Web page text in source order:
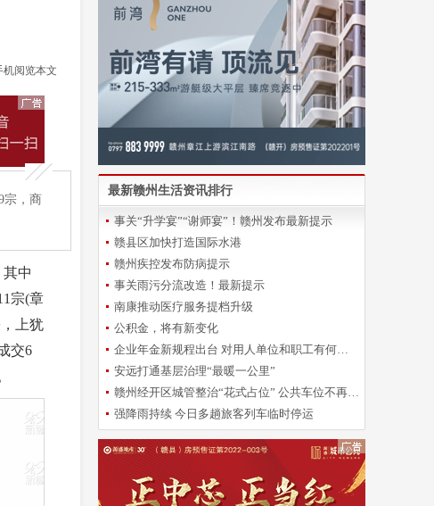
机阅览本文
宗，商
中
宗(章
上犹
交6
最新赣州生活资讯排行
事关“升学宴”“谢师宴”！赣州发布最新提示
赣县区加快打造国际水港
赣州疾控发布防病提示
事关雨污分流改造！最新提示
南康推动医疗服务提档升级
公积金，将有新变化
企业年金新规程出台 对用人单位和职工有何影响？
安远打通基层治理“最暖一公里”
赣州经开区城管整治“花式占位” 公共车位不再“一位难求”
强降雨持续 今日多趟旅客列车临时停运